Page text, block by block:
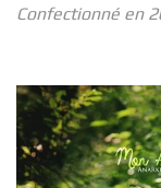
Confectionné en